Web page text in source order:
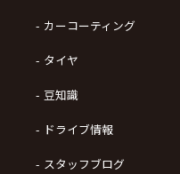
カーコーティング
タイヤ
豆知識
ドライブ情報
スタッフブログ